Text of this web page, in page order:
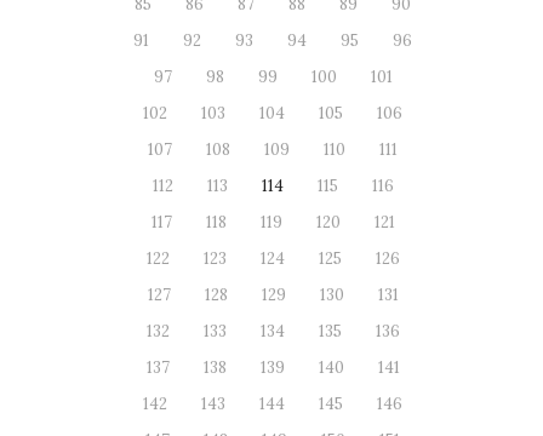
85
86 87 88 89
90
91
92 93 94 95
96
97
98 99 100
101
102
103 104 105
106
107
108 109 110
111
112
113 114 115
116
117
118 119 120
121
122
123 124 125
126
127
128 129 130
131
132
133 134 135
136
137
138 139 140
141
142
143 144 145
146